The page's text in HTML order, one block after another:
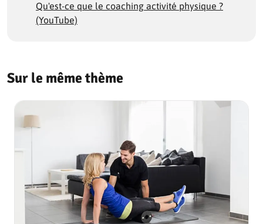
Qu'est-ce que le coaching activité physique ?
(YouTube)
Sur le même thème